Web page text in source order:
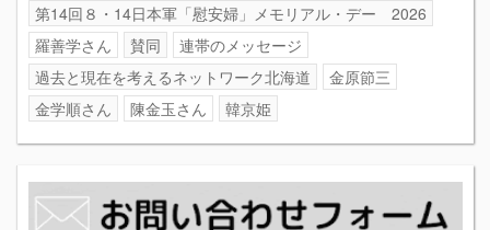
第14回８・14日本軍「慰安婦」メモリアル・デー 2026
羅善学さん
賛同
連帯のメッセージ
過去と現在を考えるネットワーク北海道
金原節三
金学順さん
陳金玉さん 韓京姫